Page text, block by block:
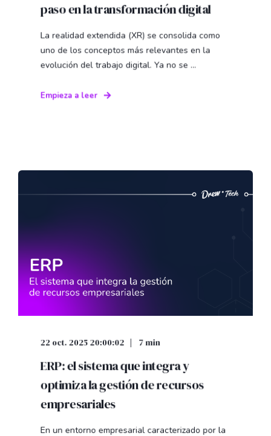
paso en la transformación digital
La realidad extendida (XR) se consolida como
uno de los conceptos más relevantes en la
evolución del trabajo digital. Ya no se ...
Empieza a leer
22 oct. 2025 20:00:02 7 min
ERP: el sistema que integra y
optimiza la gestión de recursos
empresariales
En un entorno empresarial caracterizado por la